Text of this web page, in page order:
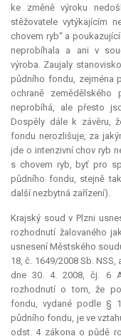
ke změně výroku
stěžovatele vytýkajícím
chovem ryb“ a
neprobíhala a ani v
výroba. Zaujaly
půdního fondu, zejména
ochraně
neprobíhá, ale přesto
Dospěly dále k závěru,
fondu nerozlišuje, za
jde o intenzivní chov ryb
s chovem ryb, byť pro
půdního fondu, stejně
další nezbytná zařízení).
Krajský soud v Plzni
rozhodnutí žalovaného
usnesení Městského
18, č. 1649/2008 Sb.
dne 30. 4. 2008, čj. 6
rozhodnutí o tom, že
fondu, vydané podle §
půdního fondu, je ve
odst. 4 zákona o půdě